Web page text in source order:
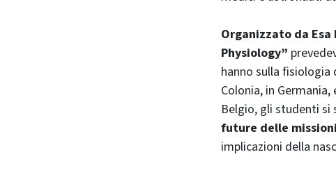
Organizzato da Esa
Physiology”
hanno sulla fisiologia
Colonia, in
Belgio, gli studenti si
future delle
implicazioni della